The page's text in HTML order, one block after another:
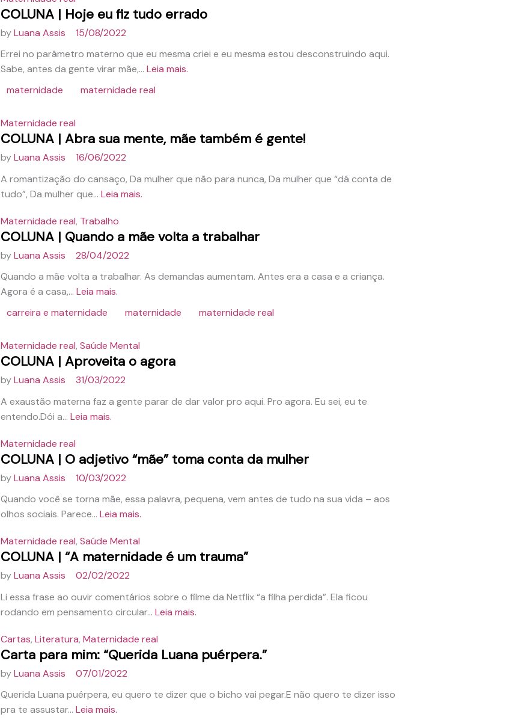
COLUNA | Hoje eu fiz tudo errado
byLuana Assis
15/08/2022
Errei no parâmetro materno que eu mesma criei e eu mesma estou desconstruindo aqui.
Sabe, antes da gente virar mãe,...Leia mais.
maternidade
maternidade real
Maternidade real
COLUNA | Abra sua mente, mãe também é gente!
byLuana Assis
16/06/2022
A romantização do cansaço, Da mulher que não para nunca, Da mulher que “dá conta de
tudo”, Da mulher que...Leia mais.
Maternidade real, Trabalho
COLUNA | Quando a mãe volta a trabalhar
byLuana Assis
28/04/2022
Quando a mãe volta a trabalhar. As demandas aumentam. Antes era a casa e a criança.
Agora é a casa,...Leia mais.
carreira e maternidade
maternidade maternidade real
Maternidade real,Saúde Mental
COLUNA | Aproveita o agora
byLuana Assis
31/03/2022
A exaustão materna faz a gente parar de dar valor pro aqui. Pro agora. Eu sei, eu te
entendo.Dói a...Leia mais.
Maternidade real
COLUNA | O adjetivo “mãe” toma conta da mulher
byLuana Assis
10/03/2022
Quando você se torna mãe, essa palavra, pequena, vem antes de tudo na sua vida – aos
olhos sociais. Parece...Leia mais.
Maternidade real,Saúde Mental
COLUNA | “A maternidade é um trauma”
byLuana Assis
02/02/2022
Li essa frase ao ouvir comentários sobre o filme da Netflix “a filha perdida”. Ela ficou
rodando em pensamento circular...Leia mais.
Cartas,Literatura,Maternidade real
Carta para mim: “Querida Luana puérpera.”
byLuana Assis
07/01/2022
Querida Luana puérpera, eu quero te dizer que o bicho vai pegar.E não quero te dizer isso
pra te assustar...Leia mais.